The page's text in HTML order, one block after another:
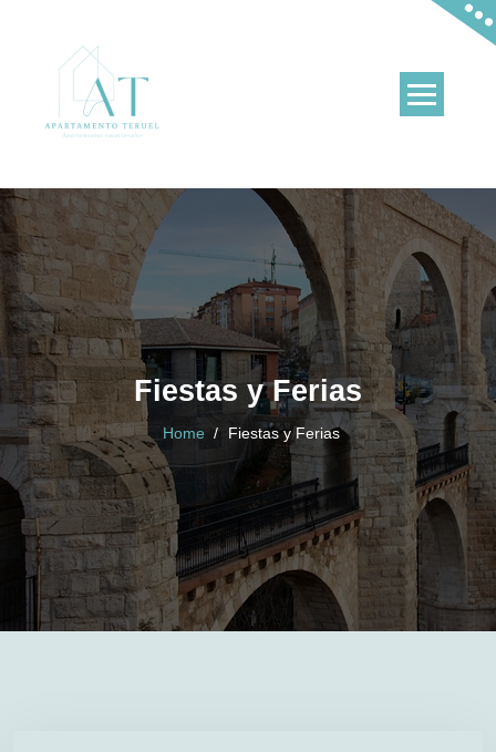
Apartamentos en Teruel y en La Puebla de Valverde
Fiestas y Ferias
Home / Fiestas y Ferias